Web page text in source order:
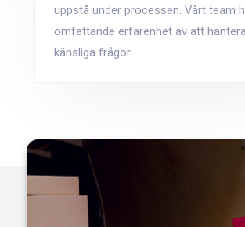
uppstå under processen. Vårt team
omfattande erfarenhet av att
känsliga frågor.